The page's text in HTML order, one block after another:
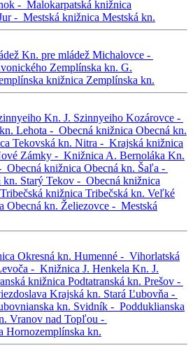
- Malokarpatská knižnica
- Mestská knižnica Mestská kn.
Kn. pre mládež Michalovce -
Zemplínska kn. G.
knižnica Zemplínska kn.
Kn. J. Szinnyeiho Kozárovce -
Lehota - Obecná knižnica Obecná kn.
Tekovská kn. Nitra - Krajská knižnica
Zámky - Knižnica A. Bernoláka Kn.
Obecná knižnica Obecná kn. Šaľa -
kn. Starý Tekov - Obecná knižnica
Tribečská knižnica Tribečská kn. Veľké
Obecná kn. Želiezovce - Mestská
Okresná kn. Humenné - Vihorlatská
- Knižnica J. Henkela Kn. J.
knižnica Podtatranská kn. Prešov -
Krajská kn. Stará Ľubovňa -
kn. Svidník - Podduklianska
Vranov nad Topľou -
Hornozemplínska kn.